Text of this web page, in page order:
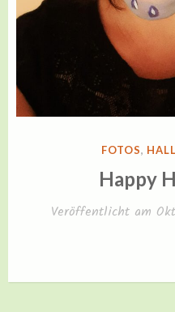
FOTOS,
Happy
Veröffentlicht am